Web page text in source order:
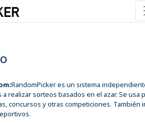
RandomPicker es un sistema
realizar sorteos basados en el azar. Se usa
concursos y otras competiciones. También